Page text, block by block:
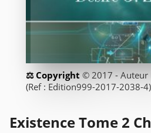
© 2017 - Auteur
(Ref : Edition999-2017-2038-4)
Existence Tome 2